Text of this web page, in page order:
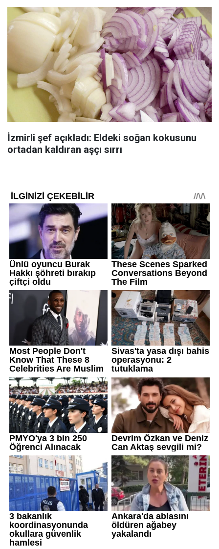
İzmirli şef açıkladı: Eldeki soğan kokusunu
ortadan kaldıran aşçı sırrı